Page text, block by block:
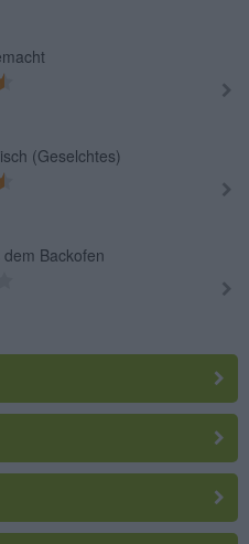
(Geselchtes)
Backofen